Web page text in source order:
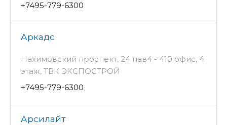
+7495-779-6300
Аркадс
Нахимовский проспект, 24 пав4 - 410 офис, 4
этаж, ТВК ЭКСПОСТРОЙ
+7495-779-6300
Арсилайт